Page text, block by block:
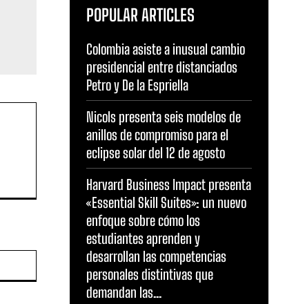
POPULAR ARTICLES
Colombia asiste a inusual cambio
presidencial entre distanciados
Petro y De la Espriella
Nicols presenta seis modelos de
anillos de compromiso para el
eclipse solar del 12 de agosto
Harvard Business Impact presenta
«Essential Skill Suites»: un nuevo
enfoque sobre cómo los
estudiantes aprenden y
desarrollan las competencias
personales distintivas que
demandan las...